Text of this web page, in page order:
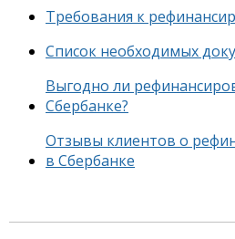
Требования к
Список необходимых
Выгодно ли
Сбербанке?
Отзывы клиентов о
в Сбербанке